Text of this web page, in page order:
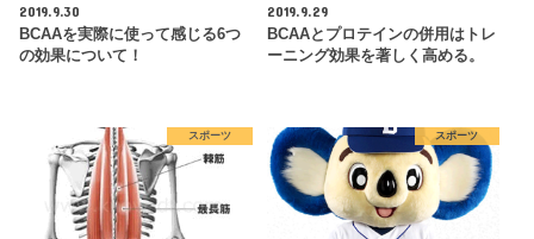
2019.9.30
BCAAを実際に使って感じる6つ
の効果について！
2019.9.29
BCAAとプロテインの併用はトレ
ーニング効果を著しく高める。
スポーツ スポーツ